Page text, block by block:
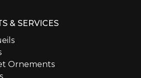
& SERVICES
Ornements